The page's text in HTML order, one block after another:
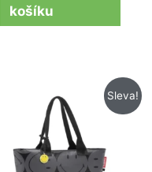
košíku
Sleva!
cena
byla:
715 Kč.
Aktuální
cena
615 Kč.